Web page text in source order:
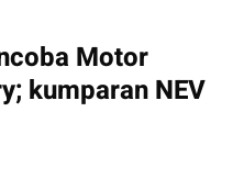
Motor
kumparan NEV